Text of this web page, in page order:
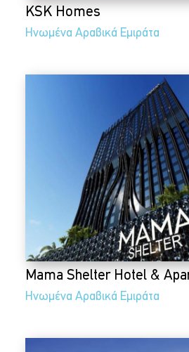
KSK Homes
Ηνωμένα Αραβικά Εμιράτα
Mama Shelter Hotel &
Ηνωμένα Αραβικά Εμιράτα